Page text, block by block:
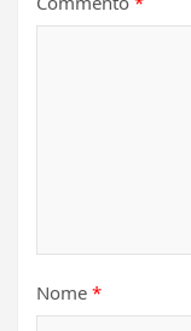
Nome *